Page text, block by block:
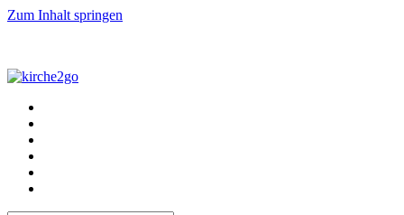
Zum Inhalt springen